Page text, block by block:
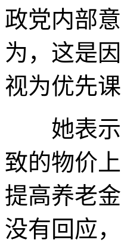
政党内部
为，这是
视为优先
她表示
致的物价
提高养老
没有回应